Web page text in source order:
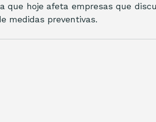
que hoje afeta empresas que
medidas preventivas.